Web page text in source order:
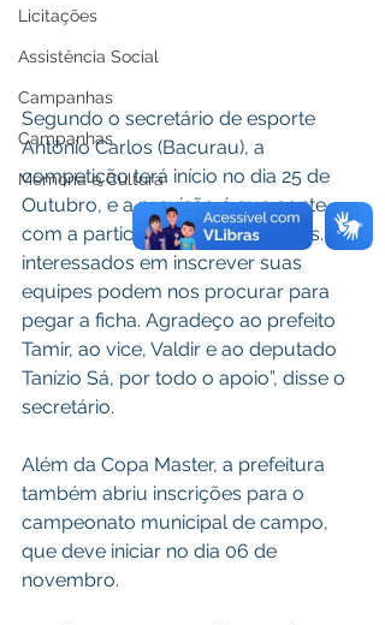
Licitações
Assistência Social
Campanhas
Campanhas
Memória e Cultura
Segundo o secretário de esporte
Antônio Carlos (Bacurau), a
competição terá início no dia 25 de
Outubro, e a previsão é que conte
com a participação de 12 equipes. “Os
interessados em inscrever suas
equipes podem nos procurar para
pegar a ficha. Agradeço ao prefeito
Tamir, ao vice, Valdir e ao deputado
Tanízio Sá, por todo o apoio”, disse o
secretário.
Além da Copa Master, a prefeitura
também abriu inscrições para o
campeonato municipal de campo,
que deve iniciar no dia 06 de
novembro.